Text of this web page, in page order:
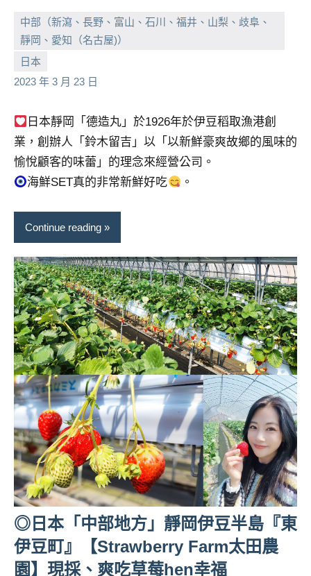
中部（新瀉、長野、富山、石川、福井、山梨、歧阜、
靜岡、愛知（名古屋)）
日本
2023 年 3 月 23 日
小
芳
No
comments
日本靜岡「德造丸」於1926年於伊豆稻取漁港創
業，創辦人「鈴木留吉」以「以新鮮豪爽故鄉的風味的
愉悅顧客的味蕾」的理念來經營公司。
海鮮SET真的非常新鮮好吃
。
Continue reading
◎日本「中部地方」靜岡伊豆半島『東
伊豆町』【Strawberry Farm太田農
園】現採、爽吃草莓hen幸福